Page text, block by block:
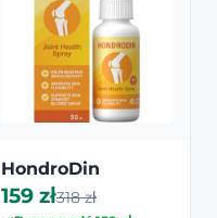
HondroDin
159 zł318 zł